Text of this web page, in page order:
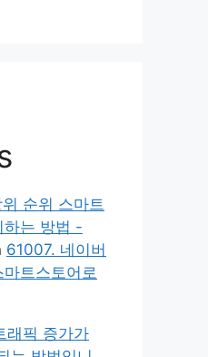
순위 스마트
하는 방법 -
61007. 네이버
트스토어로
래픽 증가가